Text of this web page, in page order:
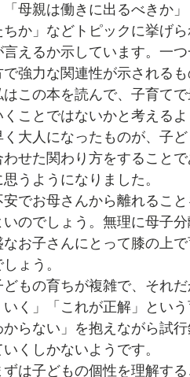
「母親は働きに出るべきか
ちか」などトピックに挙げ
言えるか示しています。一
強力な関連性が示されるも
この本を読んで、子育て
くことではないかと考える
く大人になったものが、子
わせた関わり方をすること
思うようになりました。
でお母さんから離れるこ
いのでしょう。無理に母子
なお子さんにとって膝の上
ょう。
もの育ちが複雑で、それ
いく」「これが正解」とい
からない」を抱えながら試
いくしかないようです。
は子どもの個性を理解する